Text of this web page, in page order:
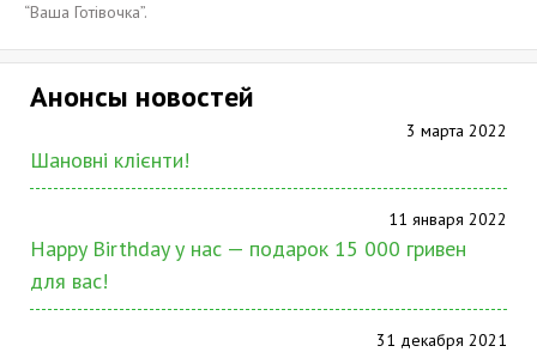
“Ваша Готівочка”.
Анонсы новостей
3 марта 2022
Шановні клієнти!
11 января 2022
Happy Birthday у нас — подарок 15 000 гривен
для вас!
31 декабря 2021